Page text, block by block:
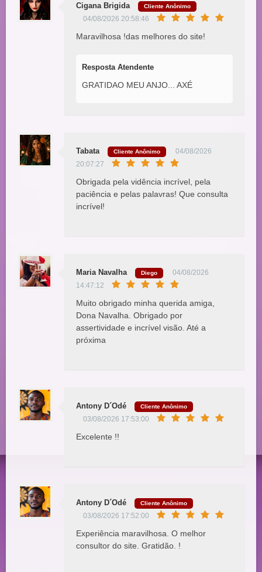
Cigana Brigida Cliente Anônimo
04/08/2026 20:58:46
Maravilhosa !das melhores do site!
Resposta Atendente
GRATIDAO MEU ANJO... AXÉ
Tabata Cliente Anônimo
04/08/2026
20:07:27
Obrigada pela vidência incrível, pela
paciência e pelas palavras! Que consulta
incrível!
Maria Navalha Diego
04/08/2026
14:47:12
Muito obrigado minha querida amiga,
Dona Navalha. Obrigado por
assertividade e incrível visão. Até a
próxima
Antony D´Odé Cliente Anônimo
03/08/2026 17:53:00
Excelente !!
Antony D´Odé Cliente Anônimo
03/08/2026 17:52:00
Experiência maravilhosa. O melhor
consultor do site. Gratidão. !